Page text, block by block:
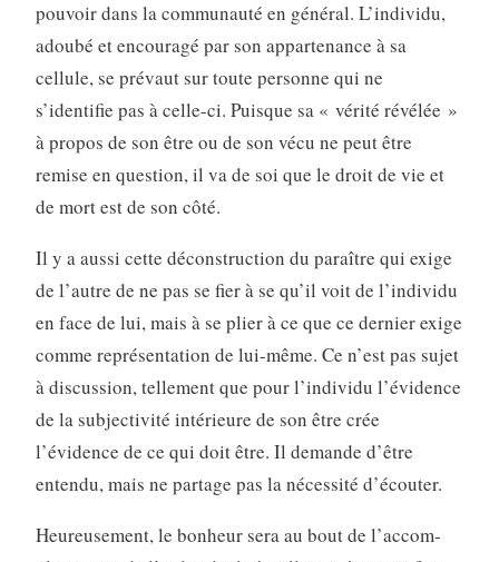
pouvoir dans la communauté en général. L’individu,
adoubé et en­couragé par son appartenance à sa
cellule, se prévaut sur toute personne qui ne
s’identifie pas à celle-ci. Puisque sa « vérité révélée »
à propos de son être ou de son vécu ne peut être
remise en question, il va de soi que le droit de vie et
de mort est de son côté.
Il y a aussi cette déconstruction du paraître qui exige
de l’autre de ne pas se fier à se qu’il voit de l’individu
en face de lui, mais à se plier à ce que ce dernier exige
comme représentation de lui-même. Ce n’est pas sujet
à discussion, tellement que pour l’individu l’évidence
de la subjectivité intérieure de son être crée
l’évidence de ce qui doit être. Il demande d’être
entendu, mais ne partage pas la nécessité d’écouter.
Heureusement, le bonheur sera au bout de l’accom­